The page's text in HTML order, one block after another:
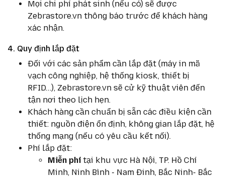
Mọi chi phí phát sinh (nếu có) sẽ được
Zebrastore.vn thông báo trước để khách hàng
xác nhận.
4. Quy định lắp đặt
Đối với các sản phẩm cần lắp đặt (máy in mã
vạch công nghiệp, hệ thống kiosk, thiết bị
RFID…), Zebrastore.vn sẽ cử kỹ thuật viên đến
tận nơi theo lịch hẹn.
Khách hàng cần chuẩn bị sẵn các điều kiện cần
thiết: nguồn điện ổn định, không gian lắp đặt, hệ
thống mạng (nếu có yêu cầu kết nối).
Phí lắp đặt:
Miễn phítại khu vực Hà Nội, TP. Hồ Chí
Minh, Ninh Bình - Nam Đinh, Bắc Ninh- Bắc